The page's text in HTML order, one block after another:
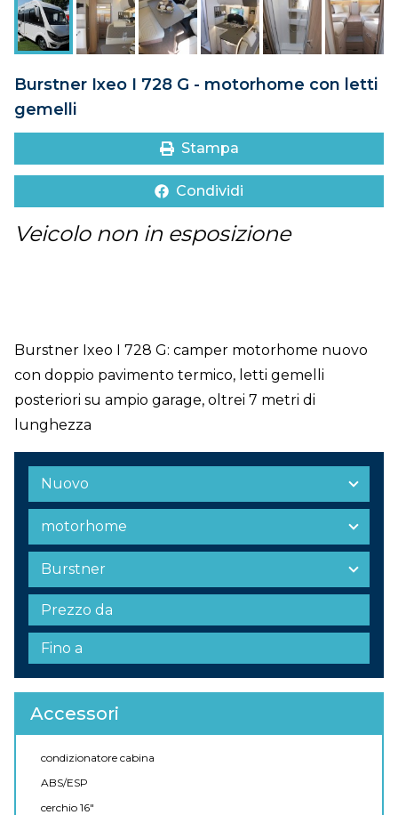
DOVE SIAMO
CONTATTI
Burstner Ixeo I 728 G - motorhome con letti
gemelli
Stampa
Condividi
Veicolo non in esposizione
Burstner Ixeo I 728 G: camper motorhome nuovo
con doppio pavimento termico, letti gemelli
posteriori su ampio garage, oltrei 7 metri di
lunghezza
Accessori
condizionatore cabina
ABS/ESP
cerchio 16"